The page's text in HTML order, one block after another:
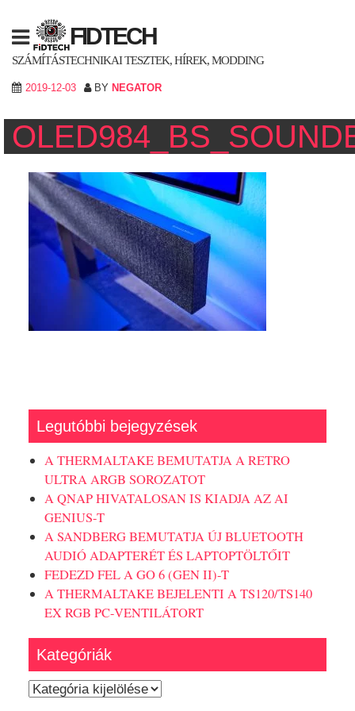
content
FIDTECH
SZÁMÍTÁSTECHNIKAI TESZTEK, HÍREK, MODDING
2019-12-03 BY NEGATOR
Legutóbbi bejegyzések
A THERMALTAKE BEMUTATJA A RETRO
ULTRA ARGB SOROZATOT
A QNAP HIVATALOSAN IS KIADJA AZ AI
GENIUS-T
A SANDBERG BEMUTATJA ÚJ BLUETOOTH
AUDIÓ ADAPTERÉT ÉS LAPTOPTÖLTŐIT
FEDEZD FEL A GO 6 (GEN II)-T
A THERMALTAKE BEJELENTI A TS120/TS140
EX RGB PC-VENTILÁTORT
Kategóriák
Kategóriák